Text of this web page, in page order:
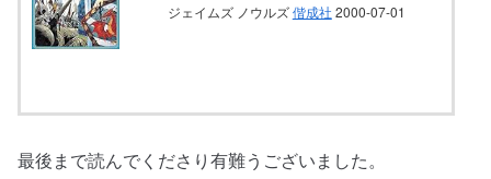
ジェイムズ ノウルズ偕成社 2000-07-01
最後まで読んでくださり有難うございました。